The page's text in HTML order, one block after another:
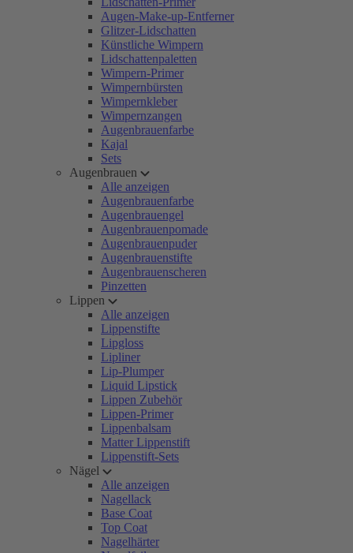
Augen-Make-up-Entferner
Glitzer-Lidschatten
Künstliche Wimpern
Lidschattenpaletten
Wimpern-Primer
Wimpernbürsten
Wimpernkleber
Wimpernzangen
Augenbrauenfarbe
Kajal
Sets
Augenbrauen
Alle anzeigen
Augenbrauenfarbe
Augenbrauengel
Augenbrauenpomade
Augenbrauenpuder
Augenbrauenstifte
Augenbrauenscheren
Pinzetten
Lippen
Alle anzeigen
Lippenstifte
Lipgloss
Lipliner
Lip-Plumper
Liquid Lipstick
Lippen Zubehör
Lippen-Primer
Lippenbalsam
Matter Lippenstift
Lippenstift-Sets
Nägel
Alle anzeigen
Nagellack
Base Coat
Top Coat
Nagelhärter